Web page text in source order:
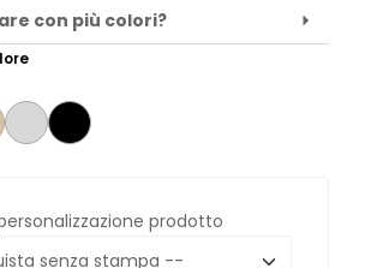
con più colori?
prodotto